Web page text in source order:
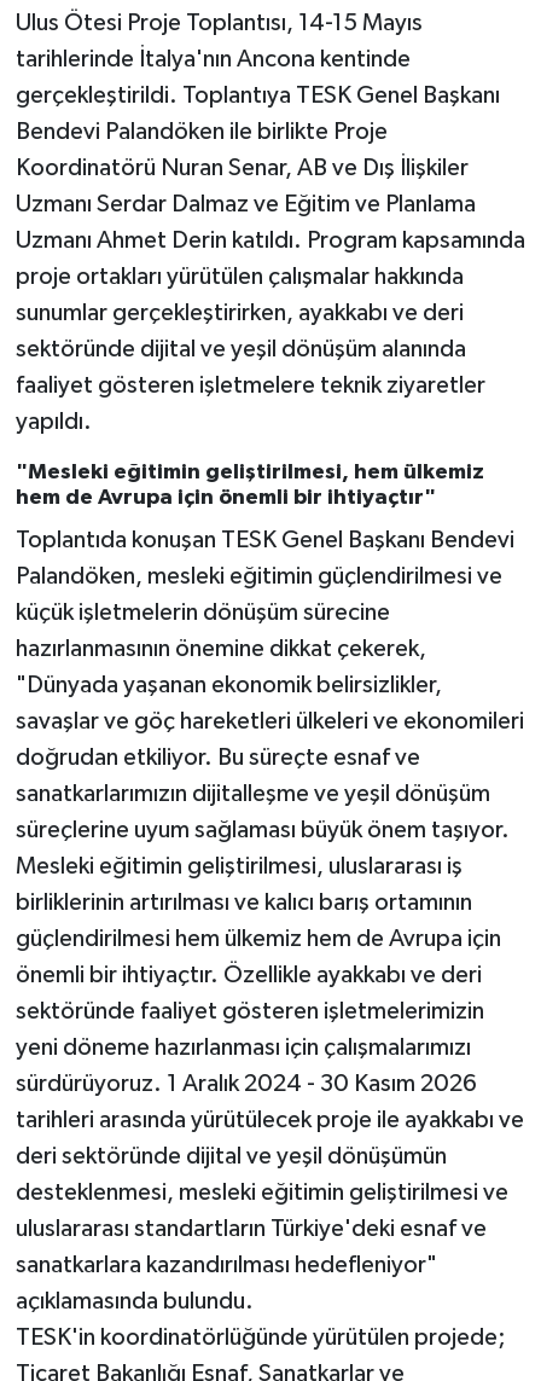
Ulus Ötesi Proje Toplantısı, 14-15 Mayıs
tarihlerinde İtalya'nın Ancona kentinde
gerçekleştirildi. Toplantıya TESK Genel Başkanı
Bendevi Palandöken ile birlikte Proje
Koordinatörü Nuran Senar, AB ve Dış İlişkiler
Uzmanı Serdar Dalmaz ve Eğitim ve Planlama
Uzmanı Ahmet Derin katıldı. Program kapsamında
proje ortakları yürütülen çalışmalar hakkında
sunumlar gerçekleştirirken, ayakkabı ve deri
sektöründe dijital ve yeşil dönüşüm alanında
faaliyet gösteren işletmelere teknik ziyaretler
yapıldı.
"Mesleki eğitimin geliştirilmesi, hem ülkemiz
hem de Avrupa için önemli bir ihtiyaçtır"
Toplantıda konuşan TESK Genel Başkanı Bendevi
Palandöken, mesleki eğitimin güçlendirilmesi ve
küçük işletmelerin dönüşüm sürecine
hazırlanmasının önemine dikkat çekerek,
"Dünyada yaşanan ekonomik belirsizlikler,
savaşlar ve göç hareketleri ülkeleri ve ekonomileri
doğrudan etkiliyor. Bu süreçte esnaf ve
sanatkarlarımızın dijitalleşme ve yeşil dönüşüm
süreçlerine uyum sağlaması büyük önem taşıyor.
Mesleki eğitimin geliştirilmesi, uluslararası iş
birliklerinin artırılması ve kalıcı barış ortamının
güçlendirilmesi hem ülkemiz hem de Avrupa için
önemli bir ihtiyaçtır. Özellikle ayakkabı ve deri
sektöründe faaliyet gösteren işletmelerimizin
yeni döneme hazırlanması için çalışmalarımızı
sürdürüyoruz. 1 Aralık 2024 - 30 Kasım 2026
tarihleri arasında yürütülecek proje ile ayakkabı ve
deri sektöründe dijital ve yeşil dönüşümün
desteklenmesi, mesleki eğitimin geliştirilmesi ve
uluslararası standartların Türkiye'deki esnaf ve
sanatkarlara kazandırılması hedefleniyor"
açıklamasında bulundu.
TESK'in koordinatörlüğünde yürütülen projede;
Ticaret Bakanlığı Esnaf, Sanatkarlar ve